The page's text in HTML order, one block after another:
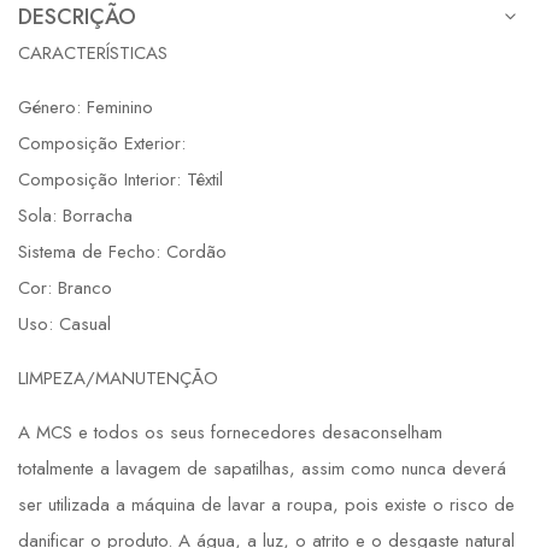
DESCRIÇÃO
CARACTERÍSTICAS
Género: Feminino
Composição Exterior:
Composição Interior: Têxtil
Sola: Borracha
Sistema de Fecho: Cordão
Cor: Branco
Uso: Casual
LIMPEZA/MANUTENÇÃO
A MCS e todos os seus fornecedores desaconselham
totalmente a lavagem de sapatilhas, assim como nunca deverá
ser utilizada a máquina de lavar a roupa, pois existe o risco de
danificar o produto. A água, a luz, o atrito e o desgaste natural